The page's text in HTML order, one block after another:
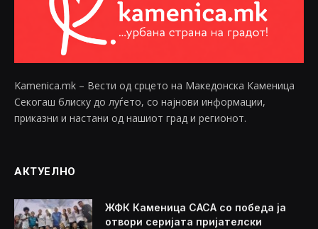
Kamenica.mk – Вести од срцето на Македонска Каменица
Секогаш блиску до луѓето, со најнови информации,
приказни и настани од нашиот град и регионот.
АКТУЕЛНО
ЖФК Каменица САСА со победа ја
отвори серијата пријателски